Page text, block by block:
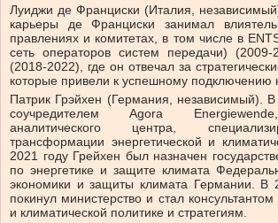
Луиджи де Франциски (Италия,
карьеры де Франциски занимал
правлениях и комитетах, в том числе в
сеть операторов систем передачи) (2009-
(2018-2022), где он отвечал за
которые привели к успешному подключению
Патрик Грэйхен (Германия, независимый).
соучредителем Agora
аналитического центра,
трансформации энергетической и
2021 году Грейхен был назначен
по энергетике и защите климата
экономики и защиты климата Германии. В
покинул министерство и стал консультантом
и климатической политике и стратегиям.